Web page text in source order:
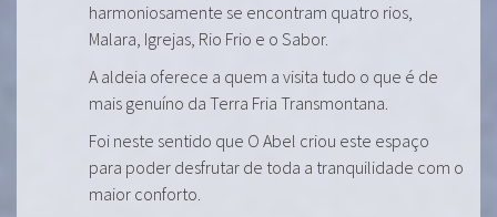
harmoniosamente se encontram quatro rios,
Malara, Igrejas, Rio Frio e o Sabor.
A aldeia oferece a quem a visita tudo o que é de
mais genuíno da Terra Fria Transmontana.
Foi neste sentido que O Abel criou este espaço
para poder desfrutar de toda a tranquilidade com o
maior conforto.